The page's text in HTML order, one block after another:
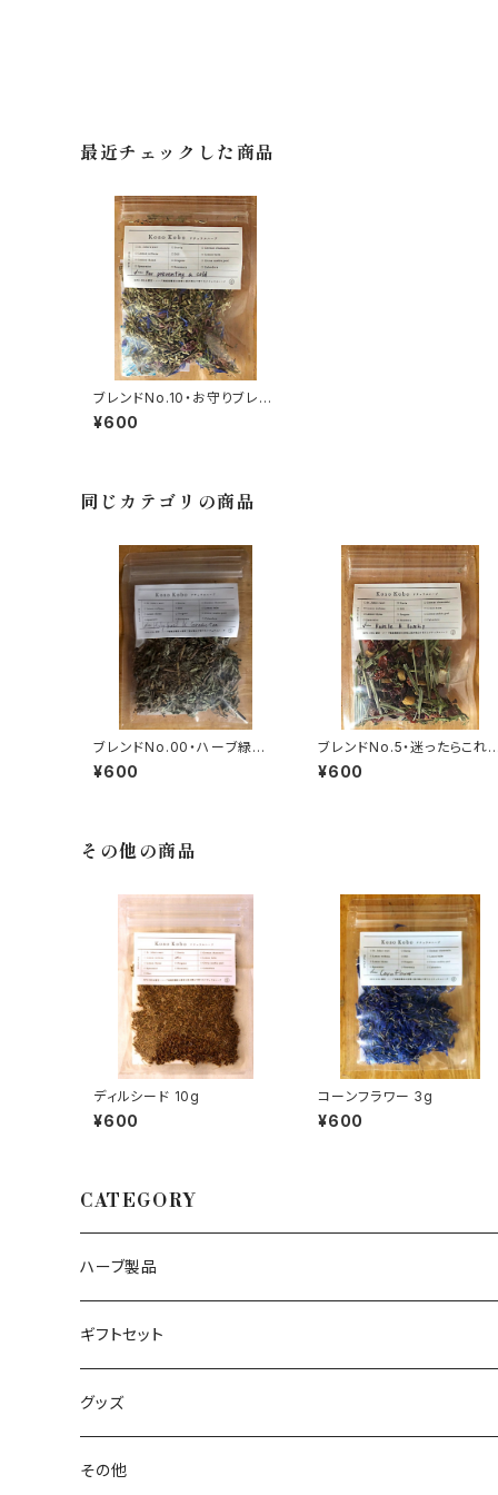
最近チェックした商品
ブレンドNo.10・お守りブレン
ド(5g) ※旧・風邪かな？と
思ったらブレンド
¥600
同じカテゴリの商品
ブレンドNo.00・ハーブ緑茶
（ホーリーバジル）(8g)
¥600
ブレンドNo.5・迷ったらこれ！
ブレンド(8g)
¥600
その他の商品
ディルシード 10g
¥600
コーンフラワー 3g
¥600
CATEGORY
ハーブ製品
ハーブソルト
ハーブシュガー
シングルハーブティー
ギフトセット
グッズ
その他